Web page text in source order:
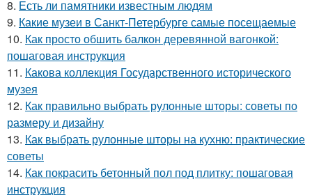
8. Есть ли памятники известным людям
9. Какие музеи в Санкт-Петербурге самые посещаемые
10. Как просто обшить балкон деревянной вагонкой:
пошаговая инструкция
11. Какова коллекция Государственного исторического
музея
12. Как правильно выбрать рулонные шторы: советы по
размеру и дизайну
13. Как выбрать рулонные шторы на кухню: практические
советы
14. Как покрасить бетонный пол под плитку: пошаговая
инструкция